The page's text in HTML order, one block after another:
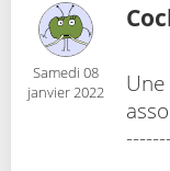
Samedi 08
janvier 2022